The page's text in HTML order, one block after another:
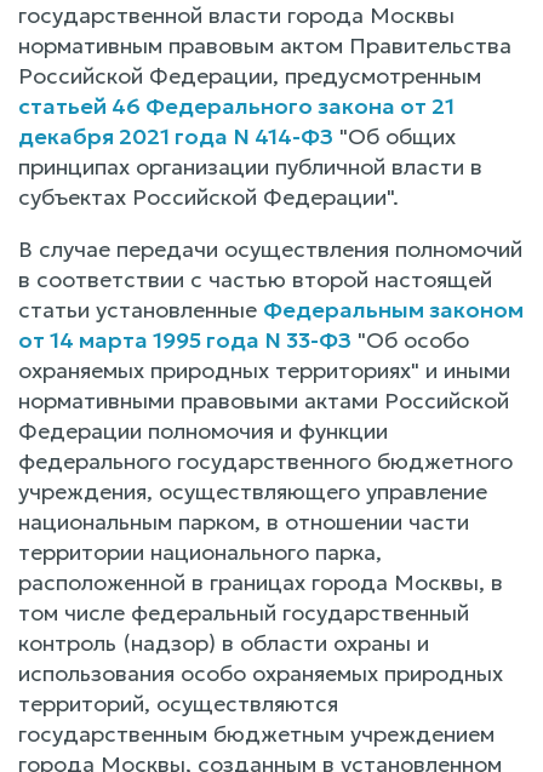
государственной власти города Москвы
нормативным правовым актом Правительства
Российской Федерации, предусмотренным
статьей 46 Федерального закона от 21
декабря 2021 года N 414-ФЗ "Об общих
принципах организации публичной власти в
субъектах Российской Федерации".
В случае передачи осуществления полномочий
в соответствии с частью второй настоящей
статьи установленные Федеральным законом
от 14 марта 1995 года N 33-ФЗ "Об особо
охраняемых природных территориях" и иными
нормативными правовыми актами Российской
Федерации полномочия и функции
федерального государственного бюджетного
учреждения, осуществляющего управление
национальным парком, в отношении части
территории национального парка,
расположенной в границах города Москвы, в
том числе федеральный государственный
контроль (надзор) в области охраны и
использования особо охраняемых природных
территорий, осуществляются
государственным бюджетным учреждением
города Москвы, созданным в установленном